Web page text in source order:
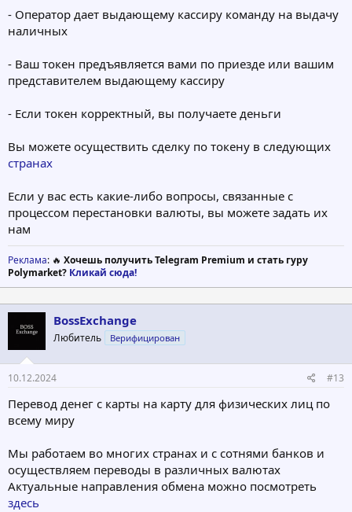
- Оператор дает выдающему кассиру команду на выдачу
наличных
- Ваш токен предъявляется вами по приезде или вашим
представителем выдающему кассиру
- Если токен корректный, вы получаете деньги
Вы можете осуществить сделку по токену в следующих
странах
Если у вас есть какие-либо вопросы, связанные с
процессом перестановки валюты, вы можете задать их
нам
Реклама: 🔥 Хочешь получить Telegram Premium и стать гуру
Polymarket? Кликай сюда!
BossExchange
Любитель Верифицирован
10.12.2024 #13
Перевод денег с карты на карту для физических лиц по
всему миру
Мы работаем во многих странах и с сотнями банков и
осуществляем переводы в различных валютах
Актуальные направления обмена можно посмотреть
здесь